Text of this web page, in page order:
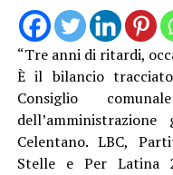
Un altro elemento
gli atti relativi alla
alla vigilia della
verbale di
vengono indicate
stessa giornata è
“Tre anni di ritardi,
È il bilancio
Consiglio
Celentano. LBC,
Stelle e Per Latina